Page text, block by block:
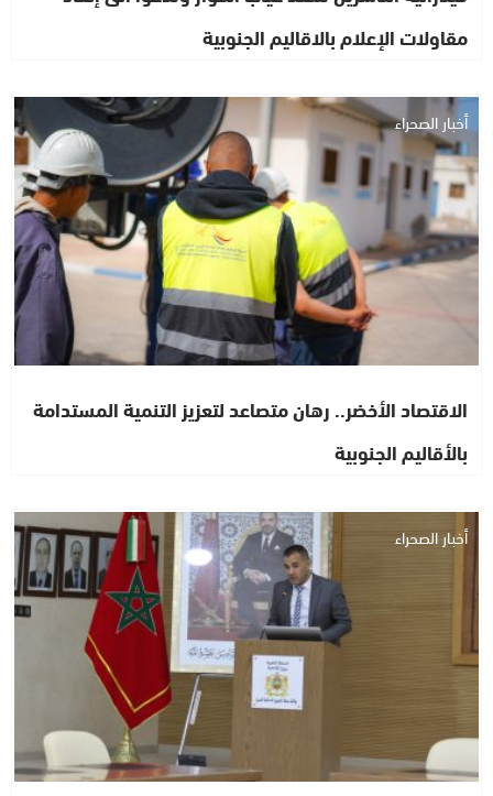
مقاولات الإعلام بالاقاليم الجنوبية
أخبار الصحراء
الاقتصاد الأخضر.. رهان متصاعد لتعزيز التنمية المستدامة
بالأقاليم الجنوبية
أخبار الصحراء